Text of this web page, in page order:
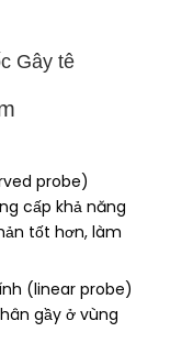
Gây tê
probe)
cấp khả năng
tốt hơn, làm
(linear probe)
gầy ở vùng